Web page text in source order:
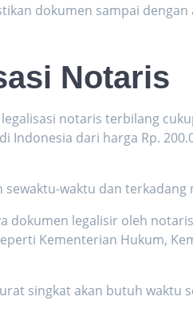
dokumen sampai
Notaris
notaris terbilang
Indonesia dari harga Rp.
waktu dan terkadang
dokumen legalisir oleh
Kementerian Hukum,
singkat akan butuh waktu